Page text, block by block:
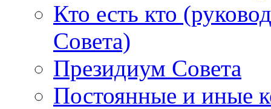
Кто есть кто
Совета)
Президиум Совета
Постоянные и иные